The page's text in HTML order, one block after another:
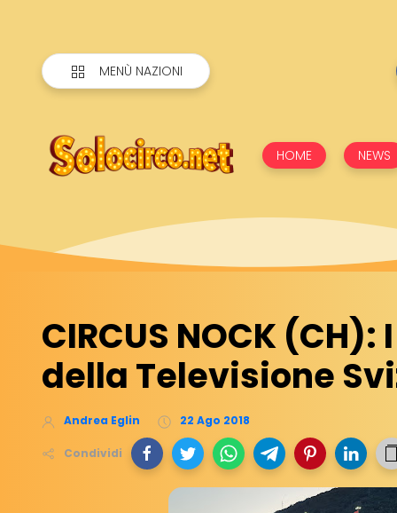
MENÙ NAZIONI
HOME NEWS
CIRCUS NOCK (CH):
della Televisione
Andrea Eglin 22 Ago 2018
Condividi